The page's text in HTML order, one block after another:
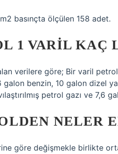
basınçta ölçülen 158 adet.
1 VARIL KAÇ
verilere göre; Bir varil
benzin, 10 galon dizel
petrol gazı ve
NELER
göre değişmekle birlikte